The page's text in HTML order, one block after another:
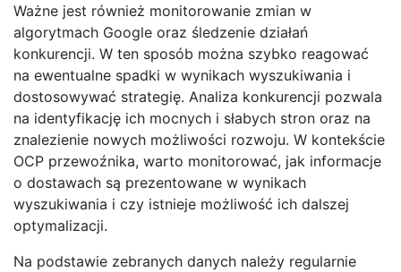
Ważne jest również monitorowanie zmian w
algorytmach Google oraz śledzenie działań
konkurencji. W ten sposób można szybko reagować
na ewentualne spadki w wynikach wyszukiwania i
dostosowywać strategię. Analiza konkurencji pozwala
na identyfikację ich mocnych i słabych stron oraz na
znalezienie nowych możliwości rozwoju. W kontekście
OCP przewoźnika, warto monitorować, jak informacje
o dostawach są prezentowane w wynikach
wyszukiwania i czy istnieje możliwość ich dalszej
optymalizacji.
Na podstawie zebranych danych należy regularnie